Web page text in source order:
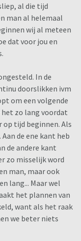
al die tijd
man al helemaal
wij al meteen
dat voor jou en
In de
doorslikken ivm
om een volgende
het zo lang voordat
op tijd beginnen. Als
de ene kant heb
de andere kant
zo misselijk word
man, maar ook
lang... Maar wel
het plannen van
want als het raak
we beter niets